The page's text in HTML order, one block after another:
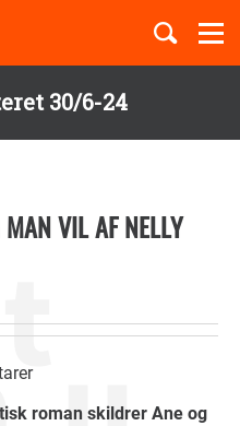
30/6-24
Børnebøger
VIL AF NELLY
roman skildrer Ane og